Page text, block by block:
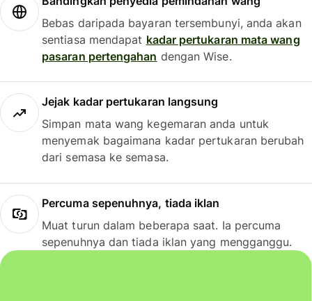
Bebas daripada bayaran tersembunyi, anda akan
sentiasa mendapat kadar pertukaran mata wang
pasaran pertengahan dengan Wise.
Jejak kadar pertukaran langsung
Simpan mata wang kegemaran anda untuk
menyemak bagaimana kadar pertukaran berubah
dari semasa ke semasa.
Percuma sepenuhnya, tiada iklan
Muat turun dalam beberapa saat. Ia percuma
sepenuhnya dan tiada iklan yang mengganggu.